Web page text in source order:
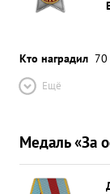
Кто наградил 70
Ещё
Медаль «За